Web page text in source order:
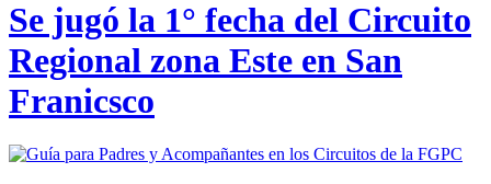
Se jugó la 1° fecha del Circuito
Regional zona Este en San
Franicsco